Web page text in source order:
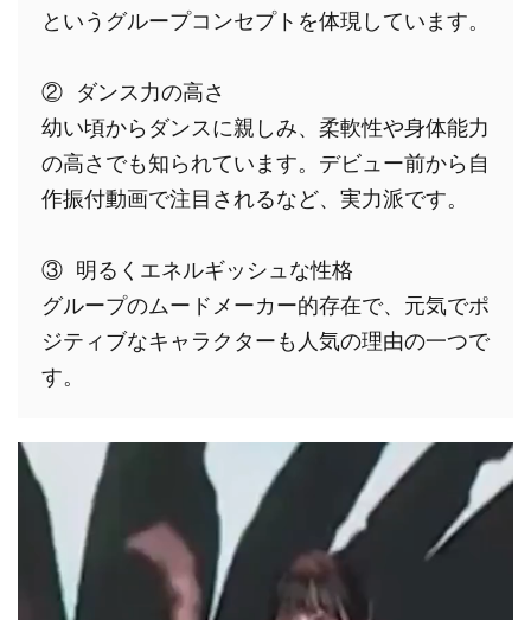
② ダンス力の高さ
幼い頃からダンスに親しみ、柔軟性や身体能力
の高さでも知られています。デビュー前から自
作振付動画で注目されるなど、実力派です。
③ 明るくエネルギッシュな性格
グループのムードメーカー的存在で、元気でポ
ジティブなキャラクターも人気の理由の一つで
す。